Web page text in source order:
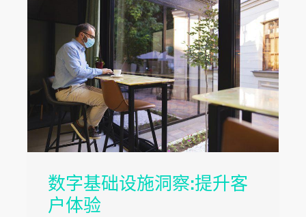
数字基础设施洞察:提升客
户体验